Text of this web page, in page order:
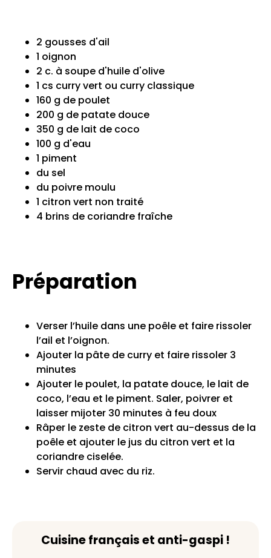
2 gousses d'ail
1 oignon
2 c. à soupe d'huile d'olive
1 cs curry vert ou curry classique
160 g de poulet
200 g de patate douce
350 g de lait de coco
100 g d'eau
1 piment
du sel
du poivre moulu
1 citron vert non traité
4 brins de coriandre fraîche
Préparation
Verser l’huile dans une poêle et faire rissoler
l’ail et l’oignon.
Ajouter la pâte de curry et faire rissoler 3
minutes
Ajouter le poulet, la patate douce, le lait de
coco, l’eau et le piment. Saler, poivrer et
laisser mijoter 30 minutes à feu doux
Râper le zeste de citron vert au-dessus de la
poêle et ajouter le jus du citron vert et la
coriandre ciselée.
Servir chaud avec du riz.
Cuisine français et anti-gaspi !